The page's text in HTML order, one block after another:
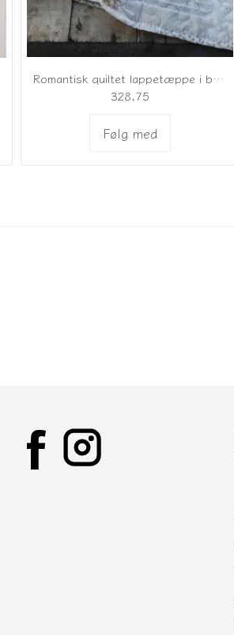
Romantisk quiltet lappetæppe i bløde grå og pudderrosa nuancer
328,75
Følg med